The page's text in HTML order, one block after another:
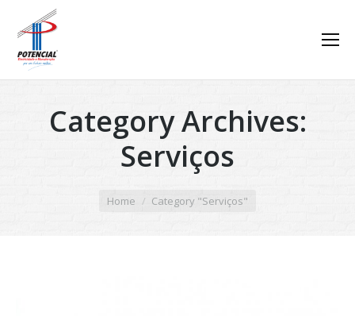
Category Archives:
Serviços
Home Category "Serviços"